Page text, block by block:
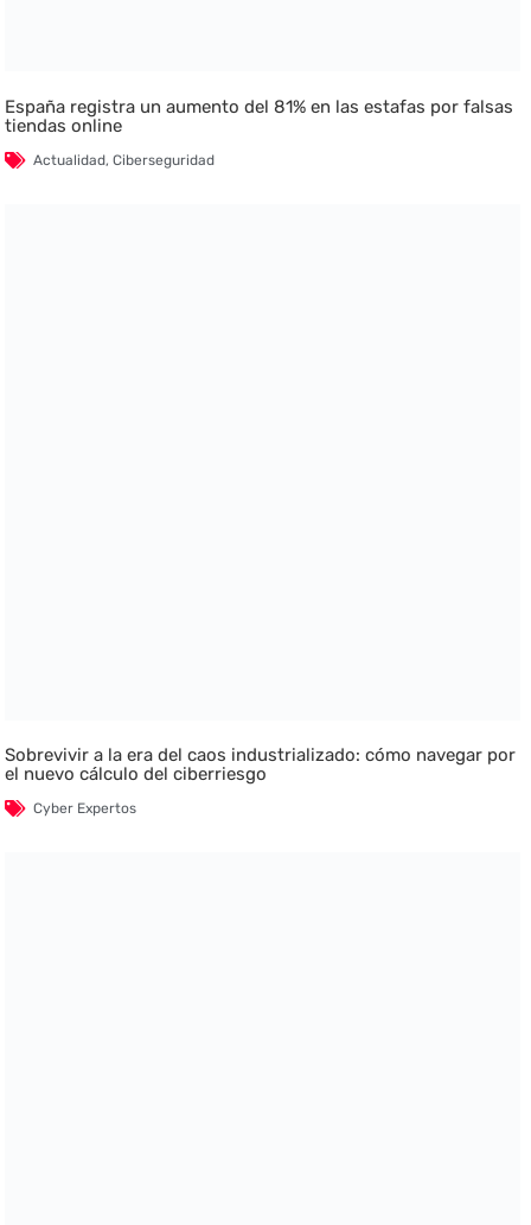
España registra un aumento del 81% en las estafas por falsas
tiendas online
Actualidad,Ciberseguridad
Sobrevivir a la era del caos industrializado: cómo navegar por
el nuevo cálculo del ciberriesgo
Cyber Expertos